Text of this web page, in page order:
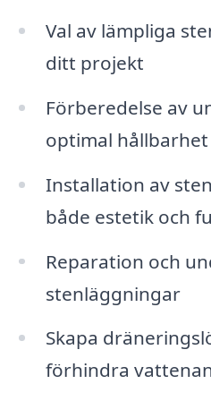
Val av lämpliga
ditt projekt
Förberedelse av
optimal hållbarhet
Installation av
både estetik och
Reparation och
stenläggningar
Skapa
förhindra